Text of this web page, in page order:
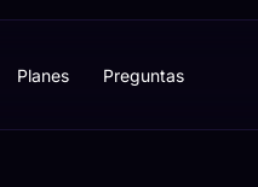
Planes Preguntas